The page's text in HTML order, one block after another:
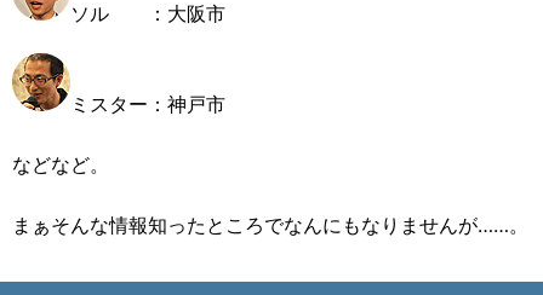
ソル ：大阪市
ミスター：神戸市
などなど。
まぁそんな情報知ったところでなんにもなりませんが……。